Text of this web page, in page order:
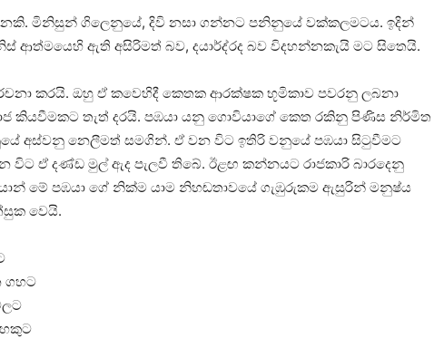
මිනිසුන් ගිලෙනුයේ, දිවි නසා ගන්නට පනිනුයේ වක්කලමටය. ඉදින්
ආත්මයෙහි ඇති අසිරිමත් බව, දයාර්ද්රද බව විදහන්නකැයි මට සිතෙයි.
කරයි. ඔහු ඒ කවෙහිදී කෙතක ආරක්ෂක භූමිකාව පවරනු ලබනා
කියවීමකට තැත් දරයි. පඹයා යනු ගොවියාගේ කෙත රකිනු පිණිස නිර්මිත
අස්වනු නෙලීමත් සමගින්. ඒ වන විට ඉතිරි වනුයේ පඹයා සිටුවීමට
විට ඒ දණ්ඩ මුල් ඇද පැලවී තිබේ. ඊළඟ කන්නයට රාජකාරි බාරදෙනු
මේ පඹයා ගේ නික්ම යාම නිහඬතාවයේ ගැඹුරුකම ඇසුරින් මනුෂ්ය
වෙයි.
ගහට